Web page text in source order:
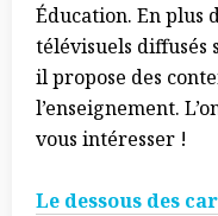
Éducation. En plus
télévisuels diffusés
il propose des
l’enseignement.
vous intéresser !
Le dessous des